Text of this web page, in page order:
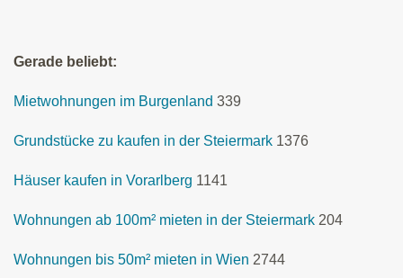
Gerade beliebt:
Mietwohnungen im Burgenland 339
Grundstücke zu kaufen in der Steiermark 1376
Häuser kaufen in Vorarlberg 1141
Wohnungen ab 100m² mieten in der Steiermark 204
Wohnungen bis 50m² mieten in Wien 2744